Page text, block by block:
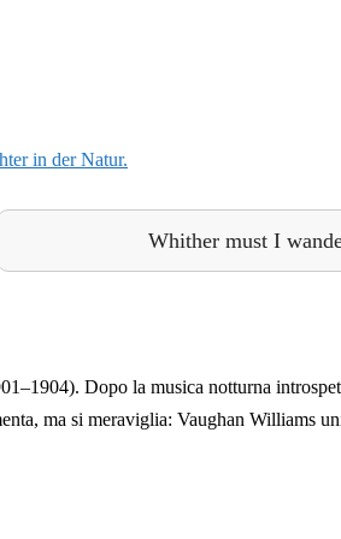
Whither must I
Dopo la musica notturna
ma si meraviglia: Vaughan Williams